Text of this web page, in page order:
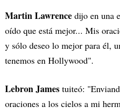
Martin Lawrence dijo en una
oído que está mejor... Mis
y sólo deseo lo mejor para él,
tenemos en Hollywood".
Lebron James tuiteó:
oraciones a los cielos a mi